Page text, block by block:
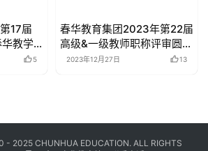
17届
华教学
5
春华教育集团2023年第22届
高级&一级教师职称评审圆满
收官
2023年12月27日 13
- 2025 CHUNHUA EDUCATION. ALL RIGHTS